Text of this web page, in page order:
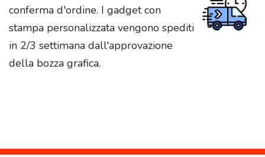
conferma d'ordine. I gadget con
stampa personalizzata vengono spediti
in 2/3 settimana dall'approvazione
della bozza grafica.